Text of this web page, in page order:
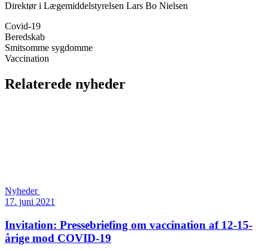
Direktør i Lægemiddelstyrelsen Lars Bo Nielsen
Covid-19
Beredskab
Smitsomme sygdomme
Vaccination
Relaterede nyheder
Nyheder
17. juni 2021
Invitation: Pressebriefing om vaccination af 12-15-
årige mod COVID-19